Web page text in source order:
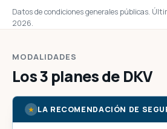
Datos de condiciones generales públicas.
2026.
MODALIDADES
Los 3 planes de DKV
★ LA RECOMENDACIÓN DE